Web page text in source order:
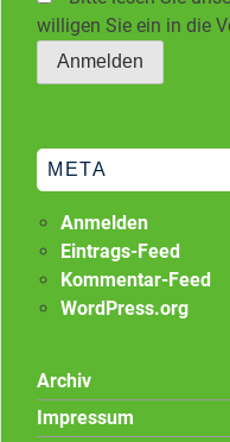
willigen Sie ein in die
META
Anmelden
Eintrags-Feed
Kommentar-Feed
WordPress.org
Archiv
Impressum